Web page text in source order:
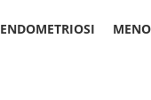
ENDOMETRIOSI